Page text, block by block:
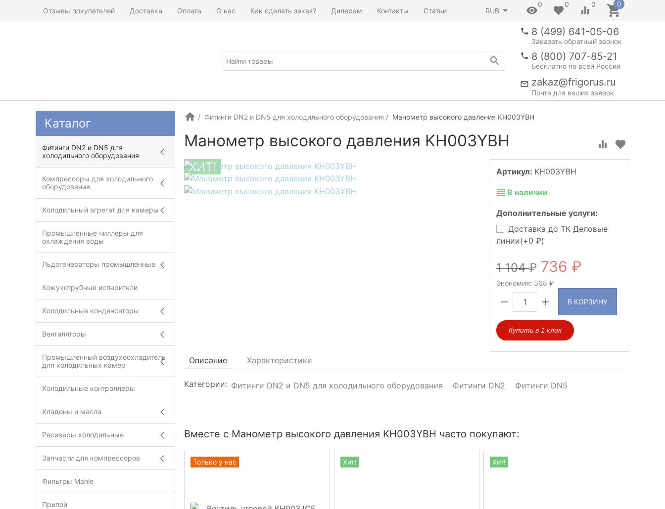
Отзывы покупателей Доставка Оплата О нас Как сделать заказ? Дилерам Контакты Статьи RUB
0 0 0 0
8 (499) 641-05-06
Заказать обратный звонок
8 (800) 707-85-21
Бесплатно по всей России
zakaz@frigorus.ru
Почта для ваших заявок
Фитинги DN2 и DN5 для холодильного оборудования Манометр высокого давления KH003YBH
Манометр высокого давления KH003YBH
ХИТ! Артикул: KH003YBH
В наличии
Дополнительные услуги:
Доставка до ТК Деловые
линии(+0 )
1 104 736
Экономия: 368
В КОРЗИНУ
Купить в 1 клик
Описание Характеристики
Категории: Фитинги DN2 и DN5 для холодильного оборудования Фитинги DN2 Фитинги DN5
Вместе с Манометр высокого давления KH003YBH часто покупают:
Только у нас Хит! Хит!
Каталог
Фитинги DN2 и DN5 для
холодильного оборудования
Компрессоры для холодильного
оборудования
Холодильный агрегат для камеры
Промышленные чиллеры для
охлаждения воды
Льдогенераторы промышленные
Кожухотрубные испарители
Холодильные конденсаторы
Вентиляторы
Промышленный воздухоохладитель
для холодильных камер
Холодильные контроллеры
Хладоны и масла
Ресиверы холодильные
Запчасти для компрессоров
Фильтры Mahle
Припой